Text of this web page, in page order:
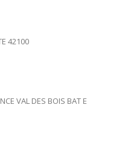
42100
VAL DES BOIS BAT E